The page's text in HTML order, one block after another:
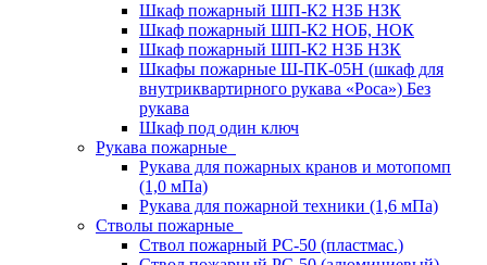
Шкаф пожарный ШП-К2 НЗБ НЗК
Шкаф пожарный ШП-К2 НОБ, НОК
Шкаф пожарный ШП-К2 НЗБ НЗК
Шкафы пожарные Ш-ПК-05Н (шкаф для
внутриквартирного рукава «Роса») Без
рукава
Шкаф под один ключ
Рукава пожарные
Рукава для пожарных кранов и мотопомп
(1,0 мПа)
Рукава для пожарной техники (1,6 мПа)
Стволы пожарные
Ствол пожарный РС-50 (пластмас.)